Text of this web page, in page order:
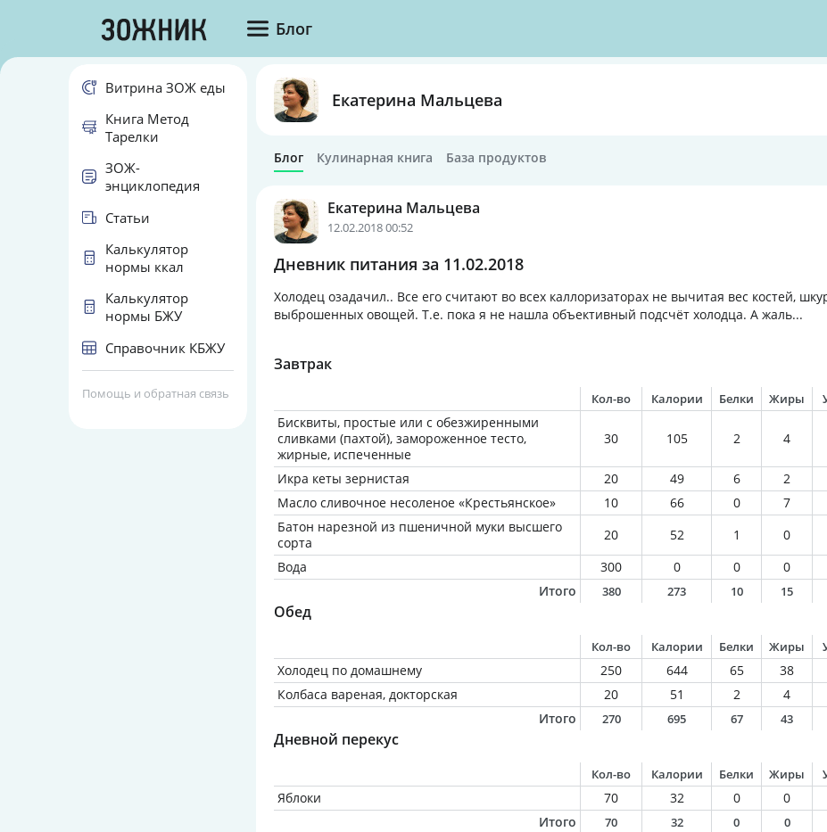
Блог
Екатерина Мальцева
Блог Кулинарная книга База продуктов
Екатерина Мальцева
12.02.2018 00:52
Дневник питания за 11.02.2018
Холодец озадачил.. Все его считают во всех каллоризаторах не вычитая вес костей,
выброшенных овощей. Т.е. пока я не нашла объективный подсчёт холодца. А жаль...
Завтрак
Кол-во Калории Белки Жиры
Бисквиты, простые или с обезжиренными
сливками (пахтой), замороженное тесто,
жирные, испеченные
30 105 2 4
Икра кеты зернистая 20 49 6 2
Масло сливочное несоленое «Крестьянское»
10 66 0 7
Батон нарезной из пшеничной муки высшего
сорта
20 52 1 0
Вода
300 0 0 0
Итого
380 273 10 15
Обед
Кол-во Калории Белки Жиры
Холодец по домашнему 250 644 65 38
Колбаса вареная, докторская
20 51 2 4
Итого
270 695 67 43
Дневной перекус
Кол-во Калории Белки Жиры
Яблоки 70 32 0 0
Итого
70 32 0 0
Витрина ЗОЖ еды
Книга Метод
Тарелки
ЗОЖ-
энциклопедия
Статьи
Калькулятор
нормы ккал
Калькулятор
нормы БЖУ
Справочник КБЖУ
Помощь и обратная связь